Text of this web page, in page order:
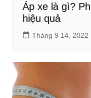
Áp xe là gì?
hiệu quả
Tháng 9 14, 2022